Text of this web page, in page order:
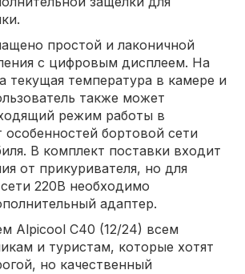
простой и лаконичной
с цифровым дисплеем. На
текущая температура в камере и
также может
режим работы в
особенностей бортовой сети
В комплект поставки входит
от прикуривателя, но для
220В необходимо
адаптер.
Alpicool C40 (12/24) всем
и туристам, которые хотят
но качественный